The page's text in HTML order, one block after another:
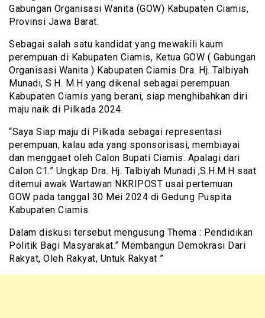
Gabungan Organisasi Wanita (GOW) Kabupaten Ciamis,
Provinsi Jawa Barat.
Sebagai salah satu kandidat yang mewakili kaum
perempuan di Kabupaten Ciamis, Ketua GOW ( Gabungan
Organisasi Wanita ) Kabupaten Ciamis Dra. Hj. Talbiyah
Munadi, S.H. M.H yang dikenal sebagai perempuan
Kabupaten Ciamis yang berani, siap menghibahkan diri
maju naik di Pilkada 2024.
“Saya Siap maju di Pilkada sebagai representasi
perempuan, kalau ada yang sponsorisasi, membiayai
dan menggaet oleh Calon Bupati Ciamis. Apalagi dari
Calon C1.” Ungkap Dra. Hj. Talbiyah Munadi ,S.H.M.H saat
ditemui awak Wartawan NKRIPOST usai pertemuan
GOW pada tanggal 30 Mei 2024 di Gedung Puspita
Kabupaten Ciamis.
Dalam diskusi tersebut mengusung Thema : Pendidikan
Politik Bagi Masyarakat.” Membangun Demokrasi Dari
Rakyat, Oleh Rakyat, Untuk Rakyat ”